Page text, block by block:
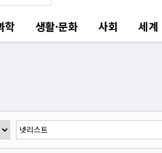
학 생활·문화 사회 세계